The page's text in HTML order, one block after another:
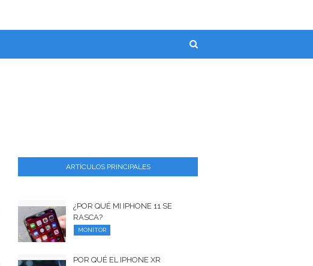
ARTÍCULOS PRINCIPALES
¿POR QUÉ MI IPHONE 11 SE
RASCA?
MONITOR
POR QUÉ EL IPHONE XR